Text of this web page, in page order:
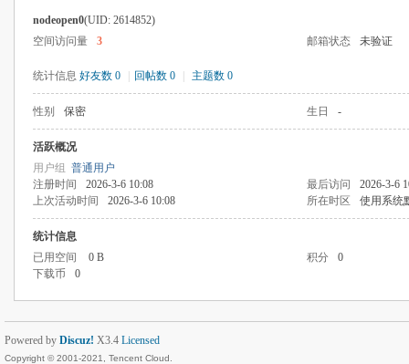
nodeopen0(UID: 2614852)
空间访问量
3 邮箱状态 未验证
统计信息 好友数 0 回帖数 0 主题数 0
性别 保密 生日 -
活跃概况
用户组 普通用户
注册时间
2026-3-6 10:08 最后访问
2026-3-6
上次活动时间
2026-3-6 10:08 所在时区 使用系统
统计信息
已用空间
0 B 积分
0
下载币
0
Powered by Discuz! X3.4 Licensed
Copyright © 2001-2021, Tencent Cloud.